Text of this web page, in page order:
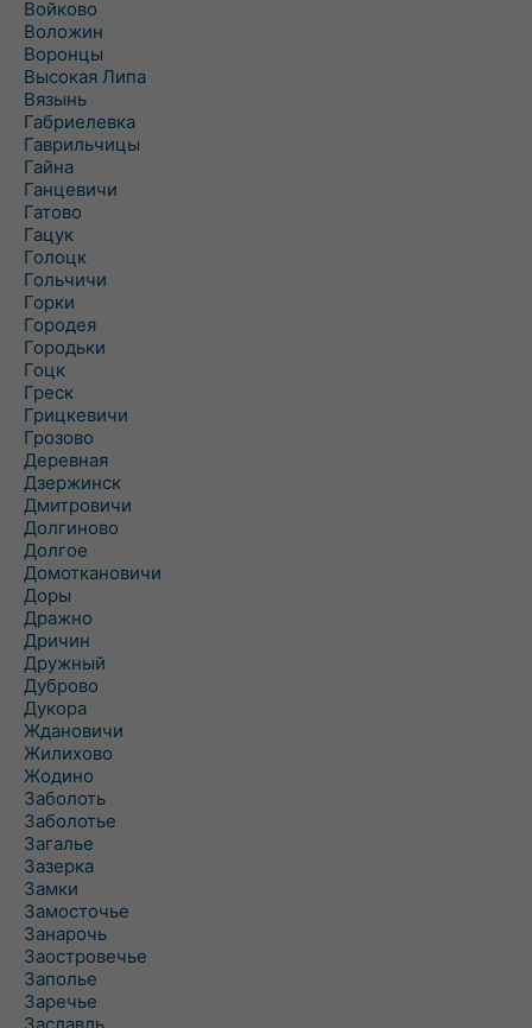
Войково
Воложин
Воронцы
Высокая Липа
Вязынь
Габриелевка
Гаврильчицы
Гайна
Ганцевичи
Гатово
Гацук
Голоцк
Гольчичи
Горки
Городея
Городьки
Гоцк
Греск
Грицкевичи
Грозово
Деревная
Дзержинск
Дмитровичи
Долгиново
Долгое
Домоткановичи
Доры
Дражно
Дричин
Дружный
Дуброво
Дукора
Ждановичи
Жилихово
Жодино
Заболоть
Заболотье
Загалье
Зазерка
Замки
Замосточье
Занарочь
Заостровечье
Заполье
Заречье